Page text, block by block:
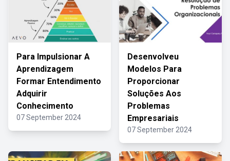
Para Impulsionar A
Aprendizagem
Formar Entendimento
Adquirir
Conhecimento
07 September 2024
Desenvolveu
Modelos Para
Proporcionar
Soluções Aos
Problemas
Empresariais
07 September 2024